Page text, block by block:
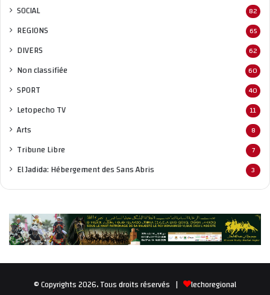
SOCIAL 82
REGIONS 65
DIVERS 62
Non classifiée 60
SPORT 40
Letopecho TV 11
Arts 8
Tribune Libre 7
El Jadida: Hébergement des Sans Abris 3
© Copyrights 2026، Tous droits réservés | lechoregional